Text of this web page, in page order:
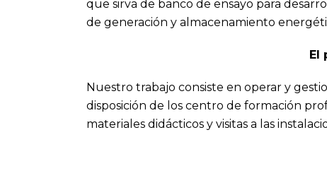
que sirva de banco de ensayo para
de generación y almacenamiento
El
Nuestro trabajo consiste en operar y
disposición de los centro de formación
materiales didácticos y visitas a las